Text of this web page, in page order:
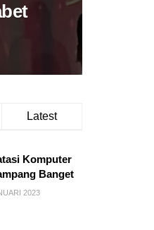
Latest
Komputer
Banget
2023